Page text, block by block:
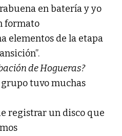
en batería y yo
formato
elementos de la etapa
de Hogueras?
tuvo muchas
registrar un disco que